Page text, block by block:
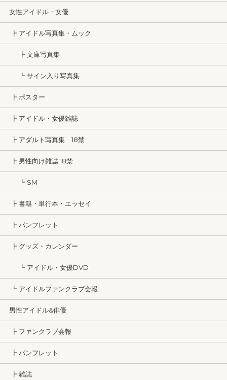
女性アイドル・女優
┣ アイドル写真集・ムック
┣ 文庫写真集
┗ サイン入り写真集
┣ ポスター
┣ アイドル・女優雑誌
┣ アダルト写真集 18禁
┣ 男性向け雑誌 18禁
┗ SM
┣ 書籍・単行本・エッセイ
┣ パンフレット
┣ グッズ・カレンダー
┗ アイドル・女優DVD
┗ アイドルファンクラブ会報
男性アイドル&俳優
┣ ファンクラブ会報
┣ パンフレット
┣ 雑誌